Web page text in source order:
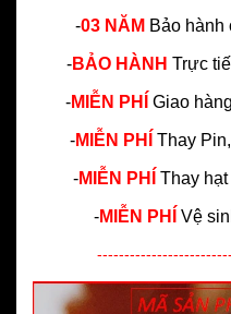
-03 NĂM Bảo hành
-BẢO HÀNH Trực
-MIỄN PHÍ Giao
-MIỄN PHÍ Thay
-MIỄN PHÍ Thay
-MIỄN PHÍ Vệ